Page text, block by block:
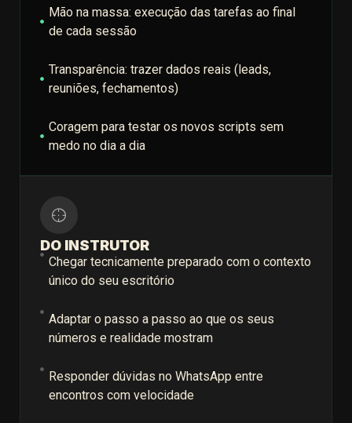
Mão na massa: execução das tarefas ao final
de cada sessão
Transparência: trazer dados reais (leads,
reuniões, fechamentos)
Coragem para testar os novos scripts sem
medo no dia a dia
DO INSTRUTOR
Chegar tecnicamente preparado com o contexto
único do seu escritório
Adaptar o passo a passo ao que os seus
números e realidade mostram
Responder dúvidas no WhatsApp entre
encontros com velocidade